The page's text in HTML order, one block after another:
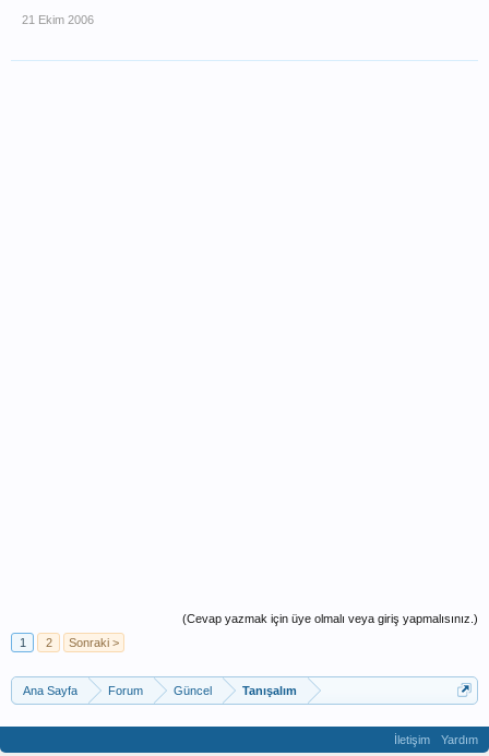
21 Ekim 2006
(Cevap yazmak için üye olmalı veya giriş yapmalısınız.)
1
2 Sonraki >
Ana Sayfa Forum Güncel Tanışalım
İletişim Yardım